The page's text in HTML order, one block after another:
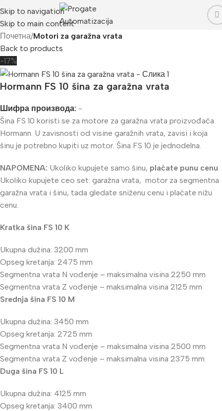
Skip to navigation
Skip to main content
Почетна Motori za garažna vrata
Back to products
-17%
Hormann FS 10 šina za garažna vrata
Шифра производа: -
Šina FS 10 koristi se za motore za garažna vrata proizvođača
Hormann. U zavisnosti od visine garažnih vrata, zavisi i koja
šinu je potrebno kupiti uz motor. Šina FS 10 je jednodelna.
NAPOMENA: Ukoliko kupujete samo šinu, plaćate punu cenu
Ukoliko kupujete ceo set: garažna vrata, motor za segmentna
garažna vrata i šinu, tada gledate sniženu cenu i plaćate nižu
cenu.
Kratka šina FS 10 K
Ukupna dužina: 3200 mm
Opseg kretanja: 2475 mm
Segmentna vrata N vođenje – maksimalna visina 2250 mm
Segmentna vrata Z vođenje – maksimalna visina 2125 mm
Srednja šina FS 10 M
Ukupna dužina: 3450 mm
Opseg kretanja: 2725 mm
Segmentna vrata N vođenje – maksimalna visina 2500 mm
Segmentna vrata Z vođenje – maksimalna visina 2375 mm
Duga šina FS 10 L
Ukupna dužina: 4125 mm
Opseg kretanja: 3400 mm